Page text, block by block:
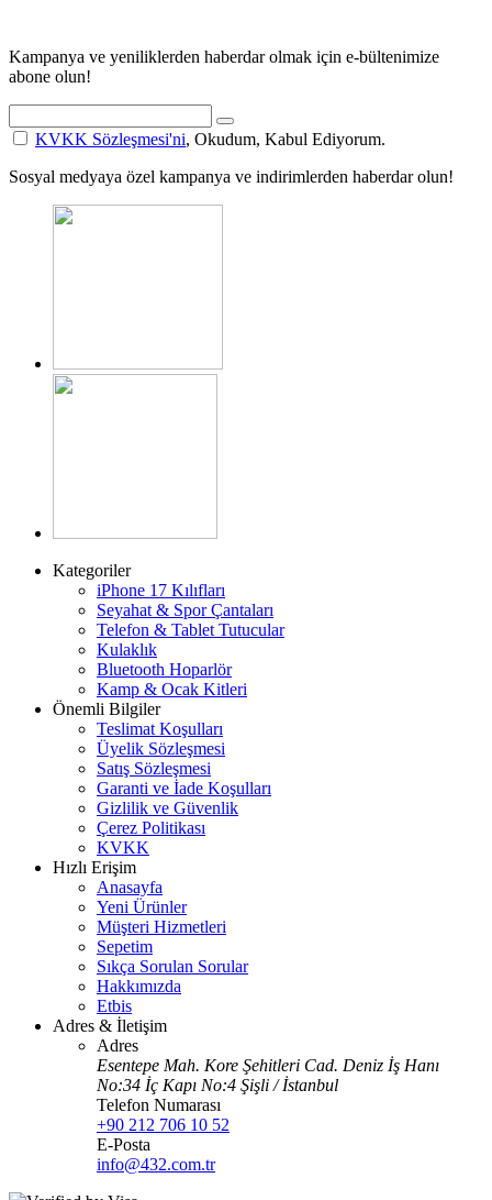
Kampanya ve yeniliklerden haberdar olmak için e-bültenimize
abone olun!
KVKK Sözleşmesi'ni, Okudum, Kabul Ediyorum.
Sosyal medyaya özel kampanya ve indirimlerden haberdar olun!
Kategoriler
iPhone 17 Kılıfları
Seyahat & Spor Çantaları
Telefon & Tablet Tutucular
Kulaklık
Bluetooth Hoparlör
Kamp & Ocak Kitleri
Önemli Bilgiler
Teslimat Koşulları
Üyelik Sözleşmesi
Satış Sözleşmesi
Garanti ve İade Koşulları
Gizlilik ve Güvenlik
Çerez Politikası
KVKK
Hızlı Erişim
Anasayfa
Yeni Ürünler
Müşteri Hizmetleri
Sepetim
Sıkça Sorulan Sorular
Hakkımızda
Etbis
Adres & İletişim
Adres
Esentepe Mah. Kore Şehitleri Cad. Deniz İş Hanı
No:34 İç Kapı No:4 Şişli / İstanbul
Telefon Numarası
+90 212 706 10 52
E-Posta
info@432.com.tr